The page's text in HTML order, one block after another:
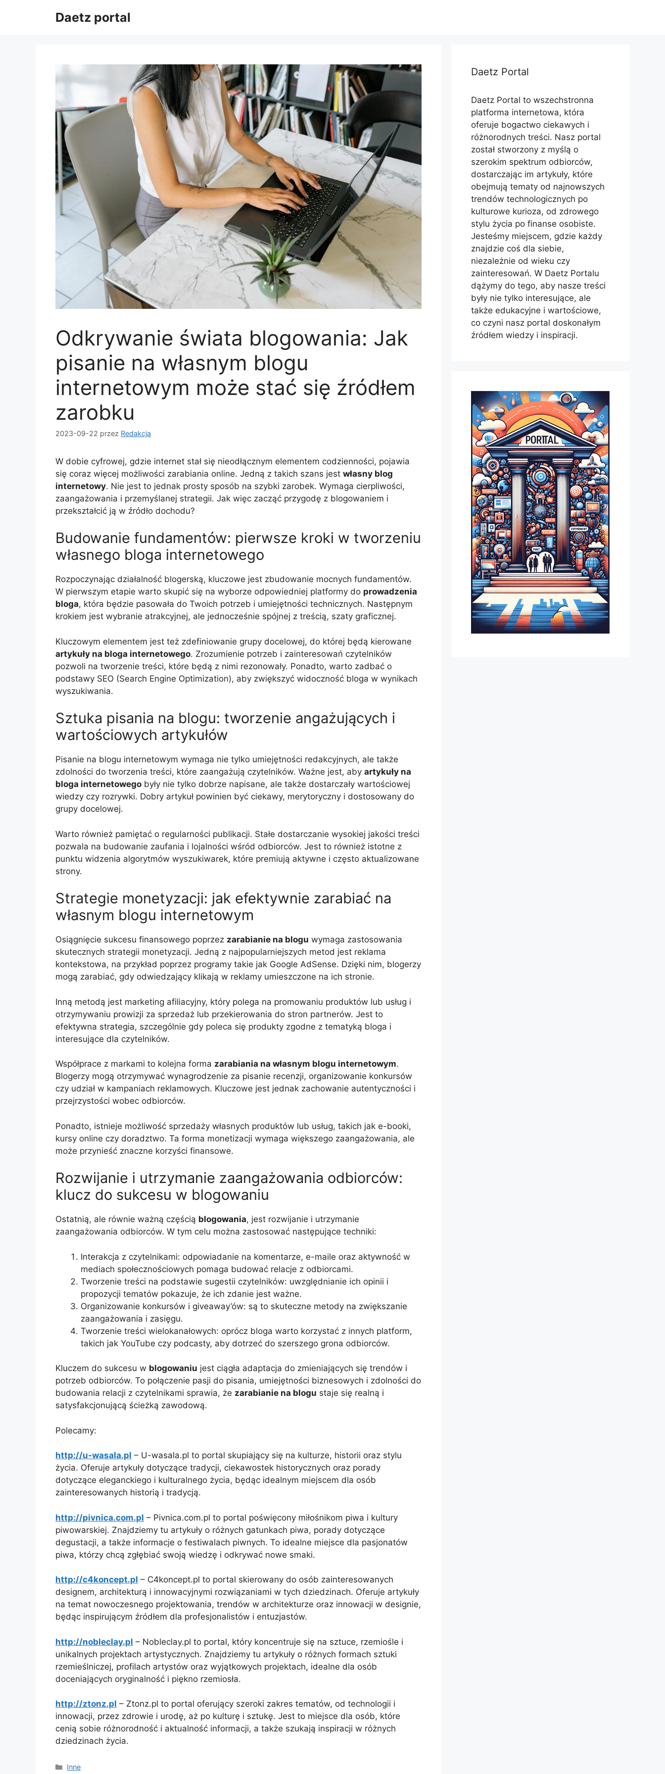
Daetz portal
Odkrywanie świata blogowania: Jak
pisanie na własnym blogu
internetowym może stać się źródłem
zarobku
2023-09-22 przez Redakcja
W dobie cyfrowej, gdzie internet stał się nieodłącznym elementem codzienności, pojawia
się coraz więcej możliwości zarabiania online. Jedną z takich szans jest własny blog
internetowy. Nie jest to jednak prosty sposób na szybki zarobek. Wymaga cierpliwości,
zaangażowania i przemyślanej strategii. Jak więc zacząć przygodę z blogowaniem i
przekształcić ją w źródło dochodu?
Budowanie fundamentów: pierwsze kroki w tworzeniu
własnego bloga internetowego
Rozpoczynając działalność blogerską, kluczowe jest zbudowanie mocnych fundamentów.
W pierwszym etapie warto skupić się na wyborze odpowiedniej platformy do prowadzenia
bloga, która będzie pasowała do Twoich potrzeb i umiejętności technicznych. Następnym
krokiem jest wybranie atrakcyjnej, ale jednocześnie spójnej z treścią, szaty graficznej.
Kluczowym elementem jest też zdefiniowanie grupy docelowej, do której będą kierowane
artykuły na bloga internetowego. Zrozumienie potrzeb i zainteresowań czytelników
pozwoli na tworzenie treści, które będą z nimi rezonowały. Ponadto, warto zadbać o
podstawy SEO (Search Engine Optimization), aby zwiększyć widoczność bloga w wynikach
wyszukiwania.
Sztuka pisania na blogu: tworzenie angażujących i
wartościowych artykułów
Pisanie na blogu internetowym wymaga nie tylko umiejętności redakcyjnych, ale także
zdolności do tworzenia treści, które zaangażują czytelników. Ważne jest, aby artykuły na
bloga internetowego były nie tylko dobrze napisane, ale także dostarczały wartościowej
wiedzy czy rozrywki. Dobry artykuł powinien być ciekawy, merytoryczny i dostosowany do
grupy docelowej.
Warto również pamiętać o regularności publikacji. Stałe dostarczanie wysokiej jakości treści
pozwala na budowanie zaufania i lojalności wśród odbiorców. Jest to również istotne z
punktu widzenia algorytmów wyszukiwarek, które premiują aktywne i często aktualizowane
strony.
Strategie monetyzacji: jak efektywnie zarabiać na
własnym blogu internetowym
Osiągnięcie sukcesu finansowego poprzez zarabianie na blogu wymaga zastosowania
skutecznych strategii monetyzacji. Jedną z najpopularniejszych metod jest reklama
kontekstowa, na przykład poprzez programy takie jak Google AdSense. Dzięki nim, blogerzy
mogą zarabiać, gdy odwiedzający klikają w reklamy umieszczone na ich stronie.
Inną metodą jest marketing afiliacyjny, który polega na promowaniu produktów lub usług i
otrzymywaniu prowizji za sprzedaż lub przekierowania do stron partnerów. Jest to
efektywna strategia, szczególnie gdy poleca się produkty zgodne z tematyką bloga i
interesujące dla czytelników.
Współprace z markami to kolejna forma zarabiania na własnym blogu internetowym.
Blogerzy mogą otrzymywać wynagrodzenie za pisanie recenzji, organizowanie konkursów
czy udział w kampaniach reklamowych. Kluczowe jest jednak zachowanie autentyczności i
przejrzystości wobec odbiorców.
Ponadto, istnieje możliwość sprzedaży własnych produktów lub usług, takich jak e-booki,
kursy online czy doradztwo. Ta forma monetizacji wymaga większego zaangażowania, ale
może przynieść znaczne korzyści finansowe.
Rozwijanie i utrzymanie zaangażowania odbiorców:
klucz do sukcesu w blogowaniu
Ostatnią, ale równie ważną częścią blogowania, jest rozwijanie i utrzymanie
zaangażowania odbiorców. W tym celu można zastosować następujące techniki:
Interakcja z czytelnikami: odpowiadanie na komentarze, e-maile oraz aktywność w
mediach społecznościowych pomaga budować relacje z odbiorcami.
Tworzenie treści na podstawie sugestii czytelników: uwzględnianie ich opinii i
propozycji tematów pokazuje, że ich zdanie jest ważne.
Organizowanie konkursów i giveaway’ów: są to skuteczne metody na zwiększanie
zaangażowania i zasięgu.
Tworzenie treści wielokanałowych: oprócz bloga warto korzystać z innych platform,
takich jak YouTube czy podcasty, aby dotrzeć do szerszego grona odbiorców.
Kluczem do sukcesu w blogowaniu jest ciągła adaptacja do zmieniających się trendów i
potrzeb odbiorców. To połączenie pasji do pisania, umiejętności biznesowych i zdolności do
budowania relacji z czytelnikami sprawia, że zarabianie na blogu staje się realną i
satysfakcjonującą ścieżką zawodową.
Polecamy:
http://u-wasala.pl – U-wasala.pl to portal skupiający się na kulturze, historii oraz stylu
życia. Oferuje artykuły dotyczące tradycji, ciekawostek historycznych oraz porady
dotyczące eleganckiego i kulturalnego życia, będąc idealnym miejscem dla osób
zainteresowanych historią i tradycją.
http://pivnica.com.pl – Pivnica.com.pl to portal poświęcony miłośnikom piwa i kultury
piwowarskiej. Znajdziemy tu artykuły o różnych gatunkach piwa, porady dotyczące
degustacji, a także informacje o festiwalach piwnych. To idealne miejsce dla pasjonatów
piwa, którzy chcą zgłębiać swoją wiedzę i odkrywać nowe smaki.
http://c4koncept.pl – C4koncept.pl to portal skierowany do osób zainteresowanych
designem, architekturą i innowacyjnymi rozwiązaniami w tych dziedzinach. Oferuje artykuły
na temat nowoczesnego projektowania, trendów w architekturze oraz innowacji w designie,
będąc inspirującym źródłem dla profesjonalistów i entuzjastów.
http://nobleclay.pl – Nobleclay.pl to portal, który koncentruje się na sztuce, rzemiośle i
unikalnych projektach artystycznych. Znajdziemy tu artykuły o różnych formach sztuki
rzemieślniczej, profilach artystów oraz wyjątkowych projektach, idealne dla osób
doceniających oryginalność i piękno rzemiosła.
http://ztonz.pl – Ztonz.pl to portal oferujący szeroki zakres tematów, od technologii i
innowacji, przez zdrowie i urodę, aż po kulturę i sztukę. Jest to miejsce dla osób, które
cenią sobie różnorodność i aktualność informacji, a także szukają inspiracji w różnych
dziedzinach życia.
Kategorie
Inne
Daetz Portal
Daetz Portal to wszechstronna
platforma internetowa, która
oferuje bogactwo ciekawych i
różnorodnych treści. Nasz portal
został stworzony z myślą o
szerokim spektrum odbiorców,
dostarczając im artykuły, które
obejmują tematy od najnowszych
trendów technologicznych po
kulturowe kurioza, od zdrowego
stylu życia po finanse osobiste.
Jesteśmy miejscem, gdzie każdy
znajdzie coś dla siebie,
niezależnie od wieku czy
zainteresowań. W Daetz Portalu
dążymy do tego, aby nasze treści
były nie tylko interesujące, ale
także edukacyjne i wartościowe,
co czyni nasz portal doskonałym
źródłem wiedzy i inspiracji.